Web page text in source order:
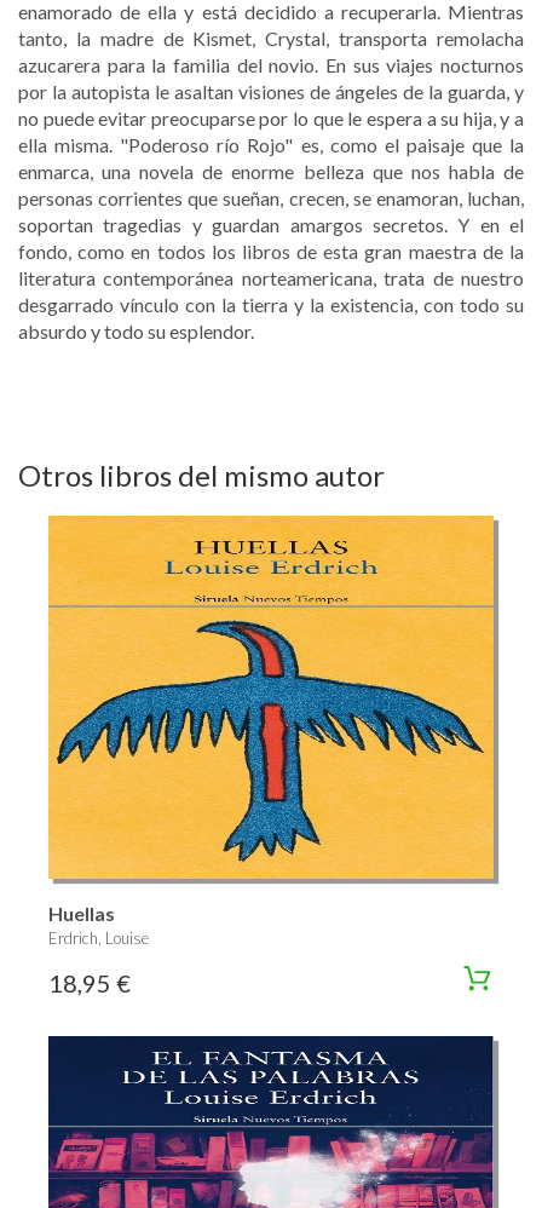
enamorado de ella y está decidido a recuperarla. Mientras
tanto, la madre de Kismet, Crystal, transporta remolacha
azucarera para la familia del novio. En sus viajes nocturnos
por la autopista le asaltan visiones de ángeles de la guarda, y
no puede evitar preocuparse por lo que le espera a su hija, y a
ella misma. "Poderoso río Rojo" es, como el paisaje que la
enmarca, una novela de enorme belleza que nos habla de
personas corrientes que sueñan, crecen, se enamoran, luchan,
soportan tragedias y guardan amargos secretos. Y en el
fondo, como en todos los libros de esta gran maestra de la
literatura contemporánea norteamericana, trata de nuestro
desgarrado vínculo con la tierra y la existencia, con todo su
absurdo y todo su esplendor.
Otros libros del mismo autor
Huellas
Erdrich, Louise
18,95 €